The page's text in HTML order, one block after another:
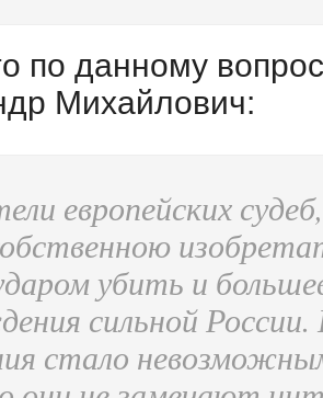
по данному
Михайлович:
европейских
убить и
сильной
стало